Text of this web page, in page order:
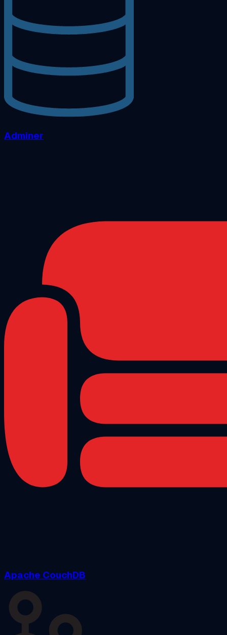
Adminer
Apache CouchDB